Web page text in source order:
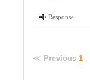
Response
≪ Previous 1 :